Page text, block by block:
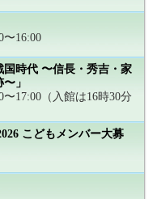
〜16:00
時代 〜信長・秀吉・家
」
17:00（入館は16時30分
こどもメンバー大募